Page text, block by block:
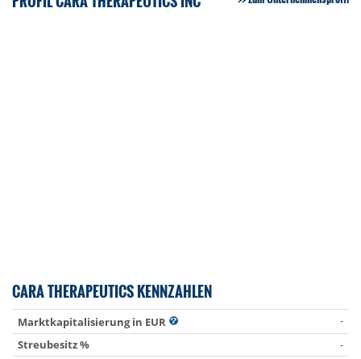
CARA THERAPEUTICS KENNZAHLEN
Marktkapitalisierung in EUR
-
Streubesitz %
-